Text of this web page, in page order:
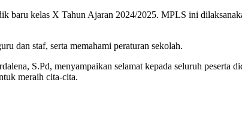
kelas X Tahun Ajaran 2024/2025. MPLS ini
dan staf, serta memahami peraturan sekolah.
S.Pd, menyampaikan selamat kepada seluruh peserta
meraih cita-cita.